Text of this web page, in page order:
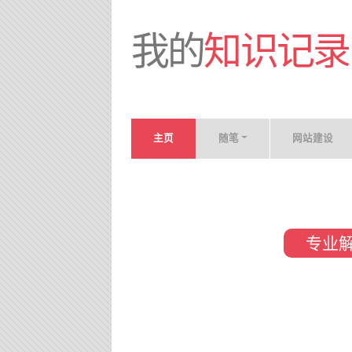
我的知识记录
主页 随笔 网站建设
专业